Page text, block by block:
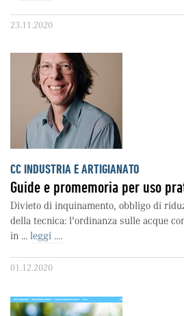
23.11.2020
CC INDUSTRIA E ARTIGIANATO
Guide e promemoria per uso
Divieto di inquinamento, obbligo di
della tecnica: l'ordinanza sulle acque
in ... leggi ....
01.12.2020